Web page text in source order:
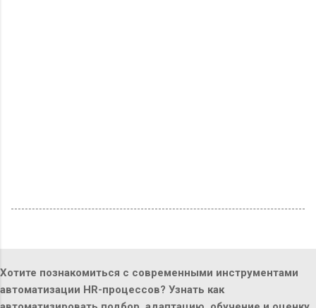
Хотите познакомиться с современными инструментами
автоматизации HR-процессов? Узнать как